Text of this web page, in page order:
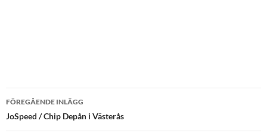
Inläggsnavigering
FÖREGÅENDE INLÄGG
JoSpeed / Chip Depån i Västerås